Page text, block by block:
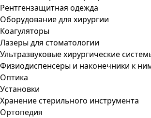
Рентгензащитная одежда
Оборудование для хирургии
Коагуляторы
Лазеры для стоматологии
Ультразвуковые хирургические
Физиодиспенсеры и наконечники к
Оптика
Установки
Хранение стерильного инструмента
Ортопедия